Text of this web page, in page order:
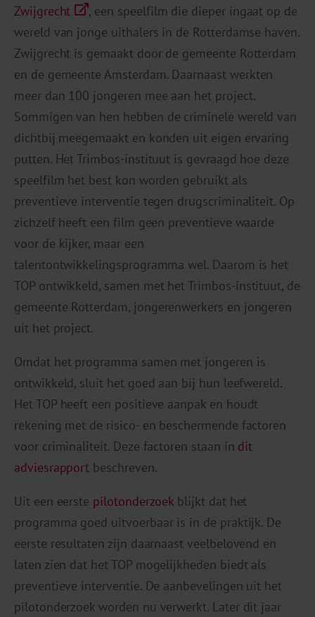
Zwijgrecht
, een speelfilm die dieper ingaat op de
wereld van jonge uithalers in de Rotterdamse haven.
Zwijgrecht is gemaakt door de gemeente Rotterdam
en de gemeente Amsterdam. Daarnaast werkten
meer dan 100 jongeren mee aan het project.
Sommigen van hen hebben de criminele wereld van
dichtbij meegemaakt en konden uit eigen ervaring
putten. Het Trimbos-instituut is gevraagd hoe deze
speelfilm het best kon worden gebruikt als
preventieve interventie tegen drugscriminaliteit. Op
zichzelf heeft een film geen preventieve waarde
voor de kijker, maar een
talentontwikkelingsprogramma wel. Daarom is het
TOP ontwikkeld, samen met het Trimbos-instituut, de
gemeente Rotterdam, jongerenwerkers en jongeren
uit het project.
Omdat het programma samen met jongeren is
ontwikkeld, sluit het goed aan bij hun leefwereld.
Het TOP heeft een positieve aanpak en houdt
rekening met de risico- en beschermende factoren
voor criminaliteit. Deze factoren staan in dit
adviesrapport beschreven.
Uit een eerste pilotonderzoek blijkt dat het
programma goed uitvoerbaar is in de praktijk. De
eerste resultaten zijn daarnaast veelbelovend en
laten zien dat het TOP mogelijkheden biedt als
preventieve interventie. De aanbevelingen uit het
pilotonderzoek worden nu verwerkt. Later dit jaar